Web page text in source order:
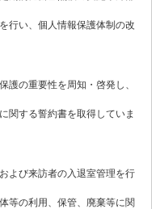
行い、個人情報保護体制の改
護の重要性を周知・啓発し、
関する誓約書を取得していま
よび来訪者の入退室管理を行
等の利用、保管、廃棄等に関